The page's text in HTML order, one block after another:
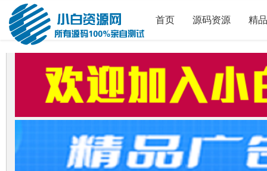
首页 源码资源 精